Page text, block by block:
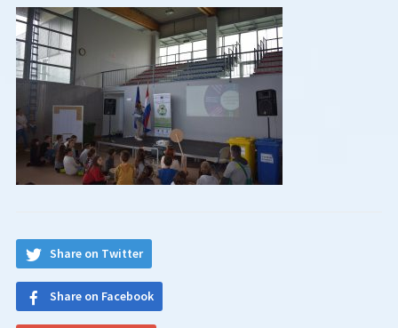
Share on Twitter
Share on Facebook